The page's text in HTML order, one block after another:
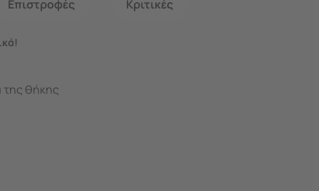
Επιστροφές Κριτικές
της θήκης